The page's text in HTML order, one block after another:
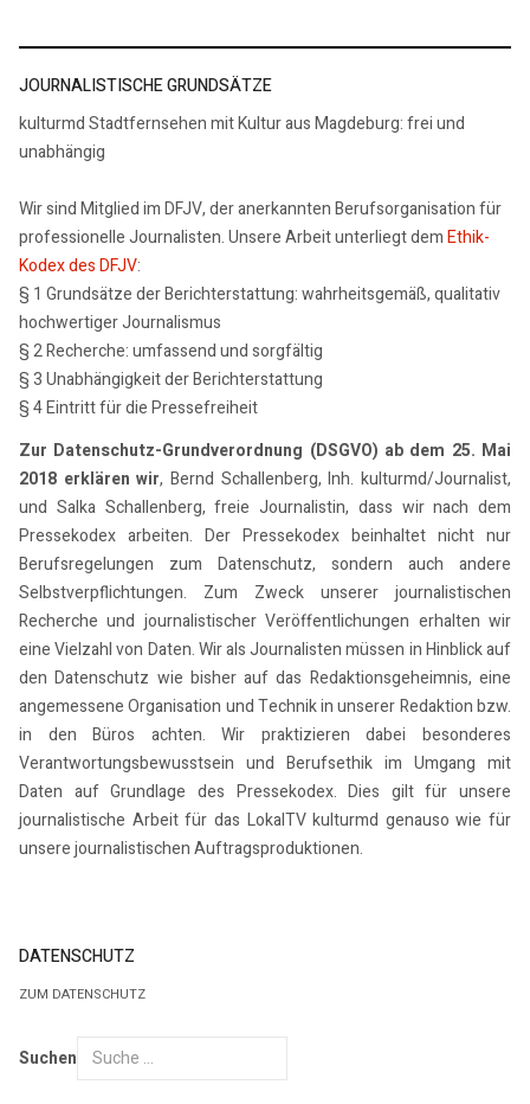
JOURNALISTISCHE GRUNDSÄTZE
kulturmd Stadtfernsehen mit Kultur aus Magdeburg: frei und
unabhängig
Wir sind Mitglied im DFJV, der anerkannten Berufsorganisation für
professionelle Journalisten. Unsere Arbeit unterliegt demEthik-
Kodex des DFJV:
§ 1 Grundsätze der Berichterstattung: wahrheitsgemäß, qualitativ
hochwertiger Journalismus
§ 2 Recherche: umfassend und sorgfältig
§ 3 Unabhängigkeit der Berichterstattung
§ 4 Eintritt für die Pressefreiheit
Zur Datenschutz-Grundverordnung (DSGVO) ab dem 25. Mai
2018 erklären wir, Bernd Schallenberg, Inh. kulturmd/Journalist,
und Salka Schallenberg, freie Journalistin, dass wir nach dem
Pressekodex arbeiten. Der Pressekodex beinhaltet nicht nur
Berufsregelungen zum Datenschutz, sondern auch andere
Selbstverpflichtungen. Zum Zweck unserer journalistischen
Recherche und journalistischer Veröffentlichungen erhalten wir
eine Vielzahl von Daten. Wir als Journalisten müssen in Hinblick auf
den Datenschutz wie bisher auf das Redaktionsgeheimnis, eine
angemessene Organisation und Technik in unserer Redaktion bzw.
in den Büros achten. Wir praktizieren dabei besonderes
Verantwortungsbewusstsein und Berufsethik im Umgang mit
Daten auf Grundlage des Pressekodex. Dies gilt für unsere
journalistische Arbeit für das LokalTV kulturmd genauso wie für
unsere journalistischen Auftragsproduktionen.
DATENSCHUTZ
ZUM DATENSCHUTZ
Suchen